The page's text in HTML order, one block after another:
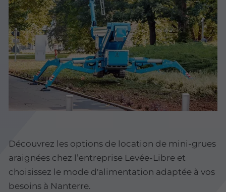
Découvrez les options de location de mini-grues
araignées chez l’entreprise Levée-Libre et
choisissez le mode d'alimentation adaptée à vos
besoins à Nanterre.